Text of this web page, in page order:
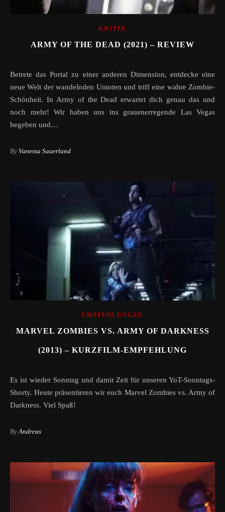
KRITIK
ARMY OF THE DEAD (2021) – REVIEW
Betrete das Portal zu einer anderen Dimension, entdecke eine
neue Welt der wandelnden Untoten und triff eine wahre Zombie-
Schönheit. In Army of the Dead erwartet dich genau das und
noch mehr! Wir haben uns ins grauenerregende Las Vegas
begeben und…
By Vanessa Sauerland
EMPFEHLUNGEN
MARVEL ZOMBIES VS. ARMY OF DARKNESS
(2013) – KURZFILM-EMPFEHLUNG
Es ist wieder Sonntag und damit Zeit für unseren YoT-Sonntags-
Shorty. Heute präsentieren wir euch Marvel Zombies vs. Army of
Darkness. Viel Spaß!
ByAndreas